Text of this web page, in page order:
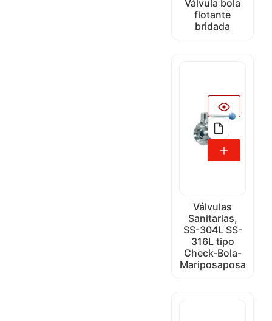
Válvula bola
flotante
bridada
Válvulas
Sanitarias,
SS-304L SS-
316L tipo
Check-Bola-
Mariposaposa